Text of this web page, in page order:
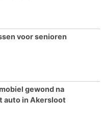
voor senioren
gewond na
auto in Akersloot